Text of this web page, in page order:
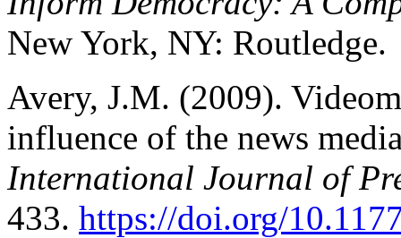
New York, NY: Routledge.
Avery, J.M. (2009).
influence of the news
International Journal of
433. https://doi.org/